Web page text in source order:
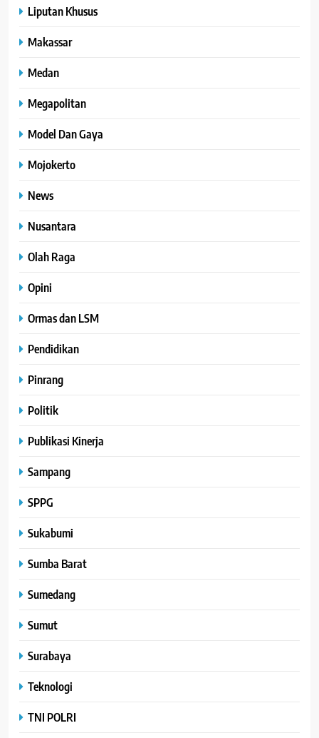
Liputan Khusus
Makassar
Medan
Megapolitan
Model Dan Gaya
Mojokerto
News
Nusantara
Olah Raga
Opini
Ormas dan LSM
Pendidikan
Pinrang
Politik
Publikasi Kinerja
Sampang
SPPG
Sukabumi
Sumba Barat
Sumedang
Sumut
Surabaya
Teknologi
TNI POLRI